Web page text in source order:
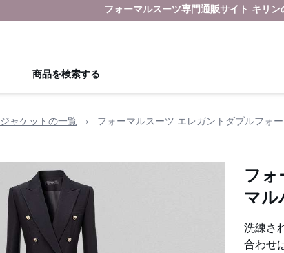
フォーマルスーツ専門通販サイト キリン
商品を検索する
ジャケットの一覧 › フォーマルスーツ エレガントダブルフォ
フォ
マル
洗練さ
合わせ